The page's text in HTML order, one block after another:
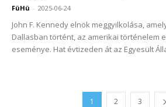
FüHü - 2025-06-24
John F. Kennedy elnök meggyilkolása,
Dallasban történt, az amerikai történelem
eseménye. Hat évtizeden át az Egyesült
1 2 3